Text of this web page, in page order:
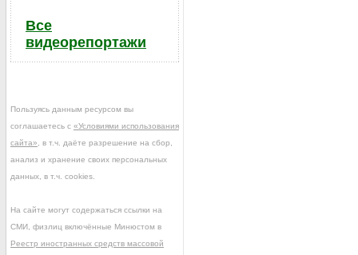
Все
видеорепортажи
Пользуясь данным ресурсом вы
соглашаетесь с «Условиями использования
сайта» , в т.ч. даёте разрешение на сбор,
анализ и хранение своих персональных
данных, в т.ч. cookies.
На сайте могут содержаться ссылки на
СМИ, физлиц включённые Минюстом в
Реестр иностранных средств массовой